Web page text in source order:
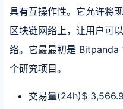
具有互操作性。它允许将
区块链网络上，让用户可
络。它最最初是 Bitpanda
个研究项目。
交易量(24h)$